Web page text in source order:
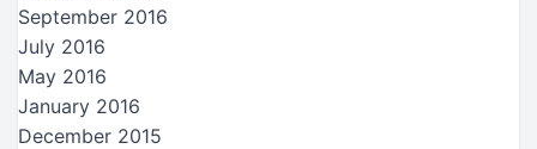
September 2016
July 2016
May 2016
January 2016
December 2015